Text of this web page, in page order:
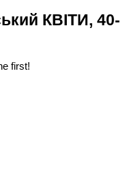
КВІТИ, 40-
first!